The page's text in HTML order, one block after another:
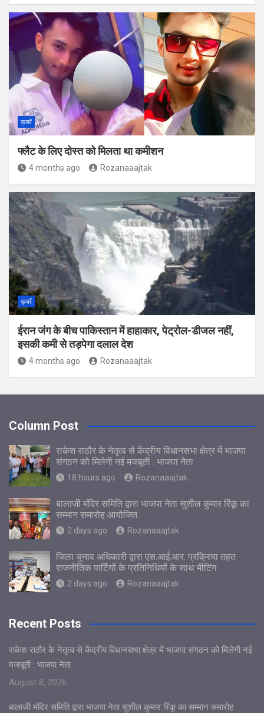
ख़बरें
फ्लैट के लिए दोस्त को मिलता था कमीशन
4 months ago Rozanaaajtak
ख़बरें
ईरान जंग के बीच पाकिस्‍तान में हाहाकार, पेट्रोल-डीजल नहीं,
इसकी कमी से तड़पेगा दलाल देश
4 months ago Rozanaaajtak
Column Post
राकेश राठौर के नेतृत्व से केंद्रीय विधानसभा क्षेत्र में भाजपा
संगठन को मिलेगी नई मजबूती : भाजपा नेता
18 hours ago Rozanaaajtak
बालाजी मंदिर समिति द्वारा भाजपा नेता सुशील कुमार रिंकू का
सम्मान समारोह आयोजित
2 days ago Rozanaaajtak
जिला चुनाव अधिकारी द्वारा एस.आई.आर. प्रक्रिया तहत
राजनीतिक पार्टियों के प्रतिनिधियों के साथ मीटिंग
2 days ago Rozanaaajtak
Recent Posts
राकेश राठौर के नेतृत्व से केंद्रीय विधानसभा क्षेत्र में भाजपा संगठन को मिलेगी नई
मजबूती : भाजपा नेता
August 8, 2026
बालाजी मंदिर समिति द्वारा भाजपा नेता सुशील कुमार रिंकू का सम्मान समारोह